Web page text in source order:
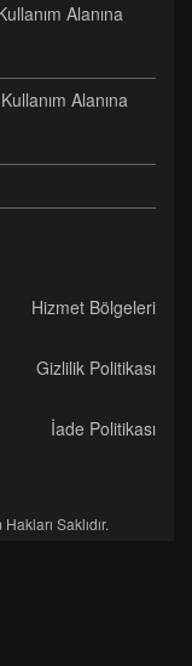
Alanına
Alanına
Hizmet Bölgeleri
Gizlilik Politikası
İade Politikası
Saklıdır.